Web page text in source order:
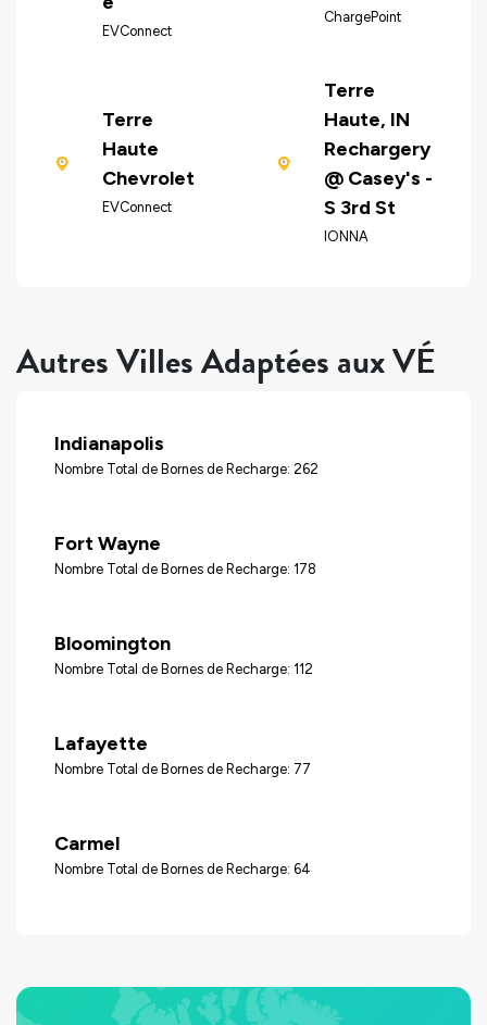
EVConnect
ChargePoint
Terre
Haute
Chevrolet
EVConnect
Terre
Haute, IN
Rechargery
@ Casey's -
S 3rd St
IONNA
Autres Villes Adaptées aux VÉ
Indianapolis
Nombre Total de Bornes de Recharge: 262
Fort Wayne
Nombre Total de Bornes de Recharge: 178
Bloomington
Nombre Total de Bornes de Recharge: 112
Lafayette
Nombre Total de Bornes de Recharge: 77
Carmel
Nombre Total de Bornes de Recharge: 64